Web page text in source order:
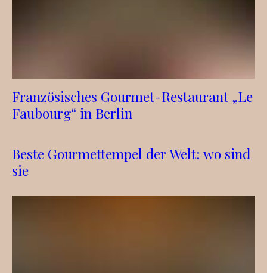
Französisches Gourmet-Restaurant „Le
Faubourg“ in Berlin
Beste Gourmettempel der Welt: wo sind
sie